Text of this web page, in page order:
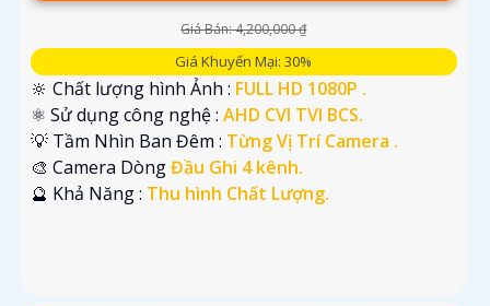
Giá Bán: 4,200,000 ₫
Giá Khuyến Mại: 30%
🔆 Chất lượng hình Ảnh : FULL HD 1080P .
⚛️ Sử dụng công nghệ : AHD CVI TVI BCS.
💡 Tầm Nhìn Ban Đêm : Từng Vị Trí Camera .
🎨 Camera DòngĐầu Ghi 4 kênh.
️🔮 Khả Năng : Thu hình Chất Lượng.